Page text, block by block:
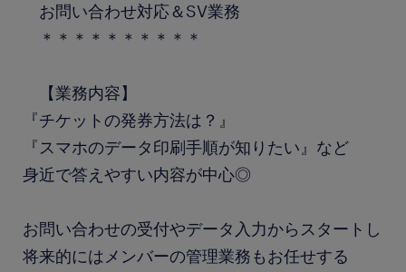
お問い合わせ対応＆SV業務
＊＊＊＊＊＊＊＊＊＊
【業務内容】
『チケットの発券方法は？』
『スマホのデータ印刷手順が知りたい』など
身近で答えやすい内容が中心◎
お問い合わせの受付やデータ入力からスタートし
将来的にはメンバーの管理業務もお任せする